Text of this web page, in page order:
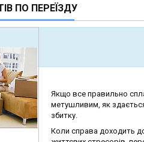
ПО ПЕРЕЇЗДУ
Якщо все правильно
метушливим, як
збитку.
Коли справа доходить